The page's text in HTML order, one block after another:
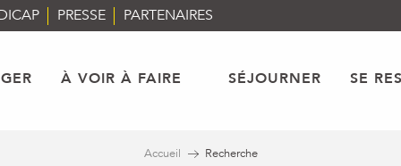
PRESSE PARTENAIRES
À VOIR À FAIRE SÉJOURNER SE
Accueil Recherche